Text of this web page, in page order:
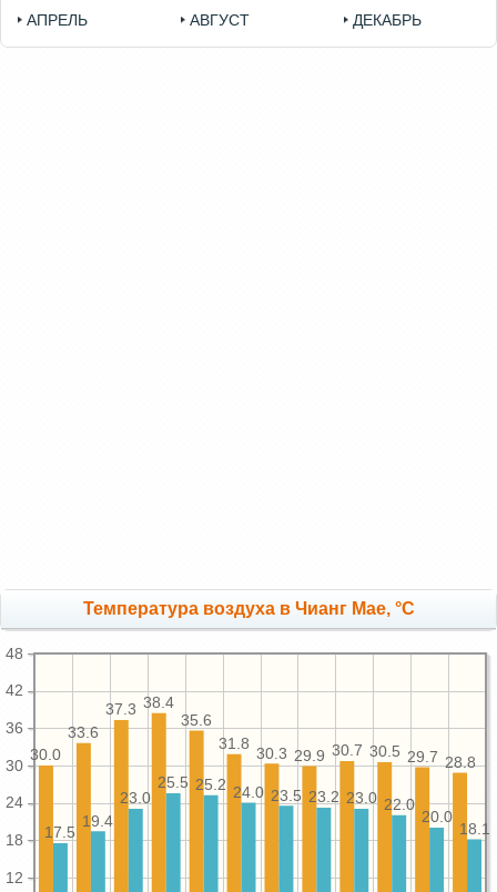
АПРЕЛЬ
АВГУСТ
ДЕКАБРЬ
Температура воздуха в Чианг Мае, °C
12
18
24
30
36
42
48
28.8
29.7
30.5
30.7
29.9
30.3
31.8
35.6
38.4
37.3
33.6
30.0
18.1
20.0
22.0
23.0
23.2
23.5
24.0
25.2
25.5
23.0
19.4
17.5